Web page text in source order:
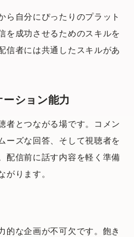
ら自分にぴったりのプラット
を成功させるためのスキルを
信者には共通したスキルがあ
ション能力
者とつながる場です。コメン
ーズな回答、そして視聴者を
配信前に話す内容を軽く準備
がります。
的な企画が不可欠です。飽き